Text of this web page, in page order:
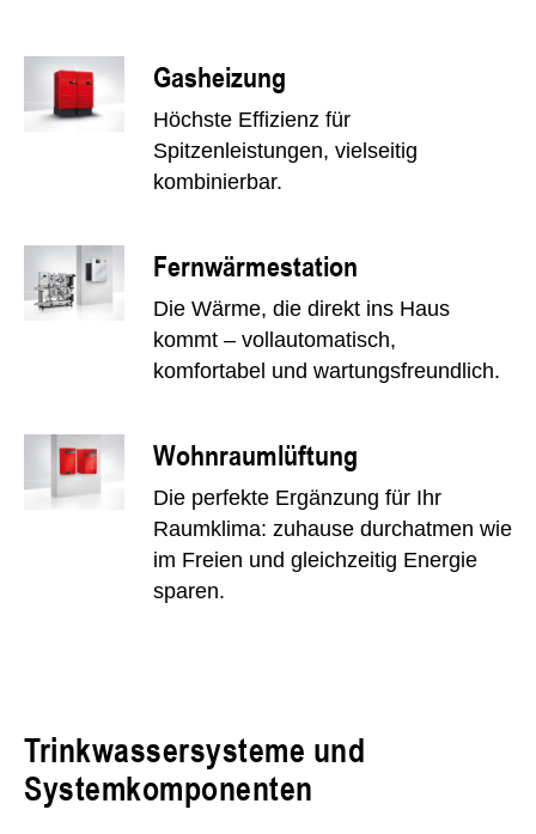
Gasheizung
Höchste Effizienz für
Spitzenleistungen, vielseitig
kombinierbar.
Fernwärmestation
Die Wärme, die direkt ins Haus
kommt – vollautomatisch,
komfortabel und wartungsfreundlich.
Wohnraumlüftung
Die perfekte Ergänzung für Ihr
Raumklima: zuhause durchatmen wie
im Freien und gleichzeitig Energie
sparen.
Trinkwassersysteme und
Systemkomponenten